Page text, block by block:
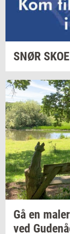
SNØR
Gå en
ved